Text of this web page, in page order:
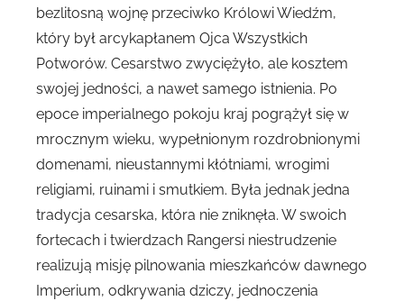
bezlitosną wojnę przeciwko Królowi Wiedźm,
który był arcykapłanem Ojca Wszystkich
Potworów. Cesarstwo zwyciężyło, ale kosztem
swojej jedności, a nawet samego istnienia. Po
epoce imperialnego pokoju kraj pogrążył się w
mrocznym wieku, wypełnionym rozdrobnionymi
domenami, nieustannymi kłótniami, wrogimi
religiami, ruinami i smutkiem. Była jednak jedna
tradycja cesarska, która nie zniknęła. W swoich
fortecach i twierdzach Rangersi niestrudzenie
realizują misję pilnowania mieszkańców dawnego
Imperium, odkrywania dziczy, jednoczenia